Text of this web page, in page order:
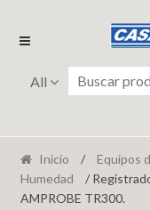
Ir
navegación
Ir
contenido
All
Inicio / Equipos
Humedad
/
AMPROBE TR300.